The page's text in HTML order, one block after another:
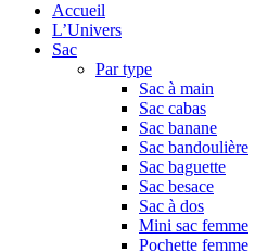
Accueil
L’Univers
Sac
Par type
Sac à main
Sac cabas
Sac banane
Sac bandoulière
Sac baguette
Sac besace
Sac à dos
Mini sac femme
Pochette femme